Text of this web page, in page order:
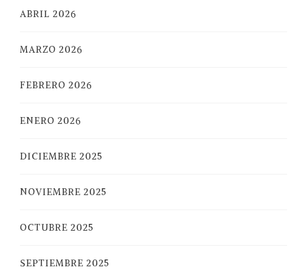
ABRIL 2026
MARZO 2026
FEBRERO 2026
ENERO 2026
DICIEMBRE 2025
NOVIEMBRE 2025
OCTUBRE 2025
SEPTIEMBRE 2025